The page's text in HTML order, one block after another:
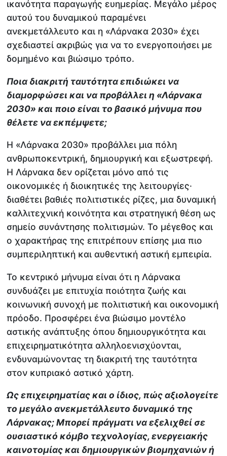
ικανότητα παραγωγής ευημερίας. Μεγάλο μέρος
αυτού του δυναμικού παραμένει
ανεκμετάλλευτο και η «Λάρνακα 2030» έχει
σχεδιαστεί ακριβώς για να το ενεργοποιήσει με
δομημένο και βιώσιμο τρόπο.
Ποια διακριτή ταυτότητα επιδιώκει να
διαμορφώσει και να προβάλλει η «Λάρνακα
2030» και ποιο είναι το βασικό μήνυμα που
θέλετε να εκπέμψετε;
Η «Λάρνακα 2030» προβάλλει μια πόλη
ανθρωποκεντρική, δημιουργική και εξωστρεφή.
Η Λάρνακα δεν ορίζεται μόνο από τις
οικονομικές ή διοικητικές της λειτουργίες·
διαθέτει βαθιές πολιτιστικές ρίζες, μια δυναμική
καλλιτεχνική κοινότητα και στρατηγική θέση ως
σημείο συνάντησης πολιτισμών. Το μέγεθος και
ο χαρακτήρας της επιτρέπουν επίσης μια πιο
συμπεριληπτική και αυθεντική αστική εμπειρία.
Το κεντρικό μήνυμα είναι ότι η Λάρνακα
συνδυάζει με επιτυχία ποιότητα ζωής και
κοινωνική συνοχή με πολιτιστική και οικονομική
πρόοδο. Προσφέρει ένα βιώσιμο μοντέλο
αστικής ανάπτυξης όπου δημιουργικότητα και
επιχειρηματικότητα αλληλοενισχύονται,
ενδυναμώνοντας τη διακριτή της ταυτότητα
στον κυπριακό αστικό χάρτη.
Ως επιχειρηματίας και ο ίδιος, πώς αξιολογείτε
το μεγάλο ανεκμετάλλευτο δυναμικό της
Λάρνακας; Μπορεί πράγματι να εξελιχθεί σε
ουσιαστικό κόμβο τεχνολογίας, ενεργειακής
καινοτομίας και δημιουργικών βιομηχανιών ή